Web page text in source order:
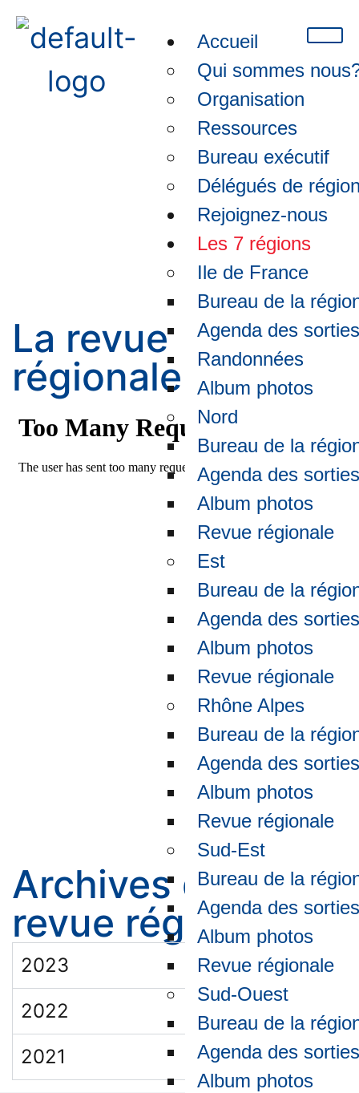
Accueil
Qui sommes
Organisation
Ressources
Bureau exécutif
Délégués de
Rejoignez-nous
Les 7 régions
Ile de France
Bureau de la
Agenda des
Randonnées
Album photos
Nord
Bureau de la
Agenda des
Album photos
Revue régionale
Est
Bureau de la
Agenda des
Album photos
Revue régionale
Rhône Alpes
Bureau de la
Agenda des
Album photos
Revue régionale
Sud-Est
Bureau de la
Agenda des
Album photos
Revue régionale
Sud-Ouest
Bureau de la
Agenda des
Album photos
Sud Est-Revue régionale
La revue
régionale
Archives de la
revue régionale
2023
2022
2021